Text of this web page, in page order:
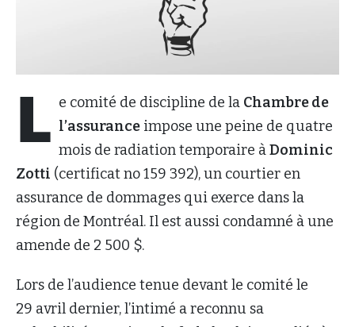
L e comité de discipline de la Chambre de
l’assurance impose une peine de quatre
mois de radiation temporaire àDominic
Zotti (certificat no 159 392), un courtier en
assurance de dommages qui exerce dans la
région de Montréal. Il est aussi condamné à une
amende de 2 500 $.
Lors de l’audience tenue devant le comité le
29 avril dernier, l’intimé a reconnu sa